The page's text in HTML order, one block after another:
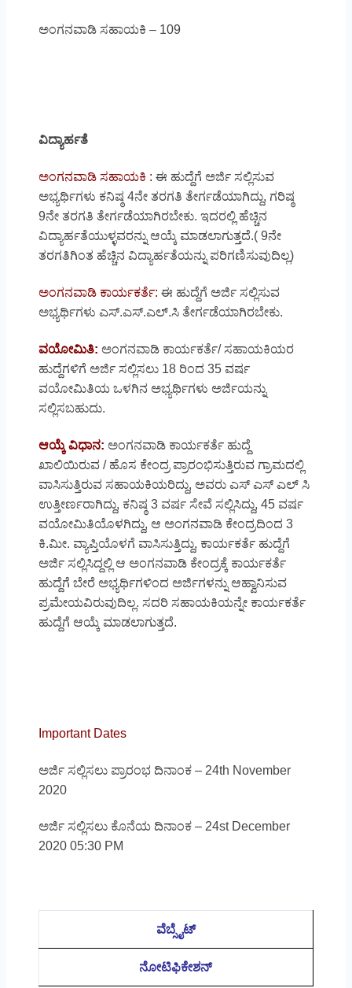
ಅಂಗನವಾಡಿ ಸಹಾಯಕಿ – 109
ವಿದ್ಯಾರ್ಹತೆ
ಅಂಗನವಾಡಿ ಸಹಾಯಕಿ : ಈ ಹುದ್ದೆಗೆ ಅರ್ಜಿ ಸಲ್ಲಿಸುವ
ಅಭ್ಯರ್ಥಿಗಳು ಕನಿಷ್ಠ 4ನೇ ತರಗತಿ ತೇರ್ಗಡೆಯಾಗಿದ್ದು, ಗರಿಷ್ಠ
9ನೇ ತರಗತಿ ತೇರ್ಗಡೆಯಾಗಿರಬೇಕು. ಇದರಲ್ಲಿ ಹೆಚ್ಚಿನ
ವಿದ್ಯಾರ್ಹತೆಯುಳ್ಳವರನ್ನು ಆಯ್ಕೆ ಮಾಡಲಾಗುತ್ತದೆ.( 9ನೇ
ತರಗತಿಗಿಂತ ಹೆಚ್ಚಿನ ವಿದ್ಯಾರ್ಹತೆಯನ್ನು ಪರಿಗಣಿಸುವುದಿಲ್ಲ)
ಅಂಗನವಾಡಿ ಕಾರ್ಯಕರ್ತೆ: ಈ ಹುದ್ದೆಗೆ ಅರ್ಜಿ ಸಲ್ಲಿಸುವ
ಅಭ್ಯರ್ಥಿಗಳು ಎಸ್.ಎಸ್.ಎಲ್.ಸಿ ತೇರ್ಗಡೆಯಾಗಿರಬೇಕು.
ವಯೋಮಿತಿ: ಅಂಗನವಾಡಿ ಕಾರ್ಯಕರ್ತೆ/ ಸಹಾಯಕಿಯರ
ಹುದ್ದೆಗಳಿಗೆ ಅರ್ಜಿ ಸಲ್ಲಿಸಲು 18 ರಿಂದ 35 ವರ್ಷ
ವಯೋಮಿತಿಯ ಒಳಗಿನ ಅಭ್ಯರ್ಥಿಗಳು ಅರ್ಜಿಯನ್ನು
ಸಲ್ಲಿಸಬಹುದು.
ಆಯ್ಕೆ ವಿಧಾನ: ಅಂಗನವಾಡಿ ಕಾರ್ಯಕರ್ತೆ ಹುದ್ದೆ
ಖಾಲಿಯಿರುವ / ಹೊಸ ಕೇಂದ್ರ ಪ್ರಾರಂಭಿಸುತ್ತಿರುವ ಗ್ರಾಮದಲ್ಲಿ
ವಾಸಿಸುತ್ತಿರುವ ಸಹಾಯಕಿಯರಿದ್ದು, ಅವರು ಎಸ್ ಎಸ್ ಎಲ್ ಸಿ
ಉತ್ತೀರ್ಣರಾಗಿದ್ದು, ಕನಿಷ್ಠ 3 ವ‍ರ್ಷ ಸೇವೆ ಸಲ್ಲಿಸಿದ್ದು, 45 ವರ್ಷ
ವಯೋಮಿತಿಯೊಳಗಿದ್ದು, ಆ ಅಂಗನವಾಡಿ ಕೇಂದ್ರದಿಂದ 3
ಕಿ.ಮೀ. ವ್ಯಾಪ್ತಿಯೊಳಗೆ ವಾಸಿಸುತ್ತಿದ್ದು, ಕಾರ್ಯಕರ್ತೆ ಹುದ್ದೆಗೆ
ಅರ್ಜಿ ಸಲ್ಲಿಸಿದ್ದಲ್ಲಿ ಆ ಅಂಗನವಾಡಿ ಕೇಂದ್ರಕ್ಕೆ ಕಾರ್ಯಕರ್ತೆ
ಹುದ್ದೆಗೆ ಬೇರೆ ಅಭ್ಯರ್ಥಿಗಳಿಂದ ಅರ್ಜಿಗಳನ್ನು ಆಹ್ವಾನಿಸುವ
ಪ್ರಮೇಯವಿರುವುದಿಲ್ಲ. ಸದರಿ ಸಹಾಯಕಿಯನ್ನೇ ಕಾರ್ಯಕರ್ತೆ
ಹುದ್ದೆಗೆ ಆಯ್ಕೆ ಮಾಡಲಾಗುತ್ತದೆ.
Important Dates
ಅರ್ಜಿ ಸಲ್ಲಿಸಲು ಪ್ರಾರಂಭ ದಿನಾಂಕ – 24th November
2020
ಅರ್ಜಿ ಸಲ್ಲಿಸಲು ಕೊನೆಯ ದಿನಾಂಕ – 24st December
2020 05:30 PM
ವೆಬ್ಸೈಟ್
ನೋಟಿಫಿಕೇಶನ್